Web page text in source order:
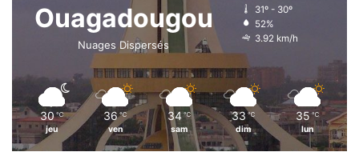
Ouagadougou
Nuages Dispersés
31º - 30º
52%
3.92 km/h
30 ℃
jeu
36 ℃
ven
34 ℃
sam
33 ℃
dim
35 ℃
lun